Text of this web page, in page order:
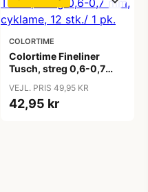
COLORTIME
Colortime Fineliner
Tusch, streg 0,6-0,7
pk.
VEJL. PRIS 49,95 KR
42,95 kr